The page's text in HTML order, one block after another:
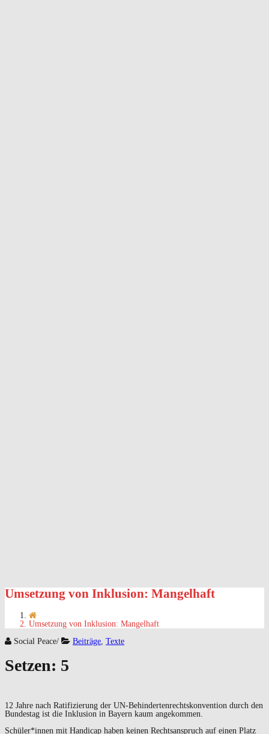
Umsetzung von Inklusion: Mangelhaft
Umsetzung von Inklusion: Mangelhaft
Social Peace/ Beiträge Texte
Setzen: 5
12 Jahre nach Ratifizierung der UN-Behindertenrechtskonvention durch den
Bundestag ist die Inklusion in Bayern kaum angekommen.
Schüler*innen mit Handicap haben keinen Rechtsanspruch auf einen Platz